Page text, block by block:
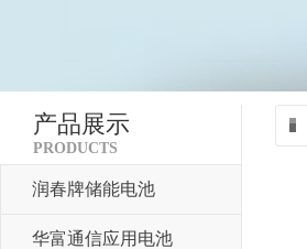
产品展示
PRODUCTS
润春牌储能电池
华富通信应用电池